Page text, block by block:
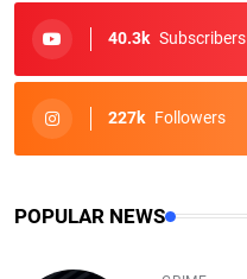
40.3k Subscribers
227k Followers
POPULAR NEWS